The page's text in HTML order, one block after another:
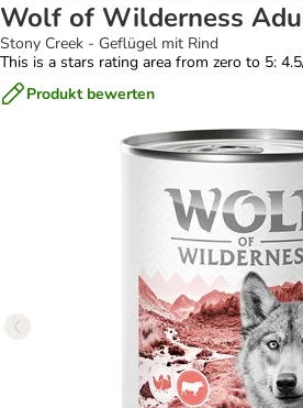
Wolf of Wilderness
Stony Creek - Geflügel mit Rind
This is a stars rating area from zero to 5:
Produkt bewerten